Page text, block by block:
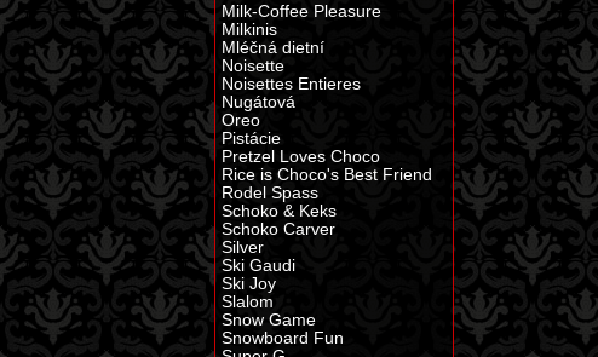
Milk-Coffee Pleasure
Milkinis
Mléčná dietní
Noisette
Noisettes Entieres
Nugátová
Oreo
Pistácie
Pretzel Loves Choco
Rice is Choco's Best Friend
Rodel Spass
Schoko & Keks
Schoko Carver
Silver
Ski Gaudi
Ski Joy
Slalom
Snow Game
Snowboard Fun